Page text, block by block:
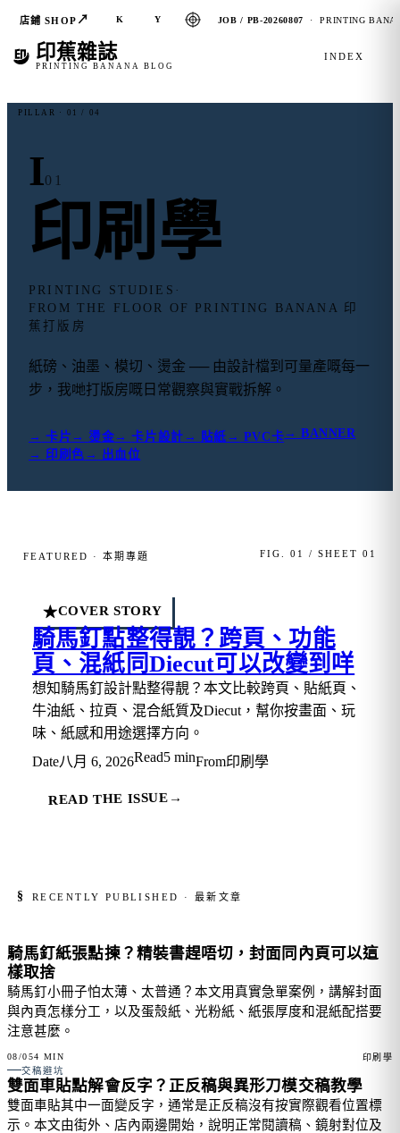
店鋪 SHOP ↗ K Y JOB / PB-20260807 · PRINTING
印蕉雜誌
PRINTING BANANA BLOG
INDEX
PILLAR · 01 / 04
I01
印刷 學
PRINTING STUDIES ·
FROM THE FLOOR OF PRINTING BANANA 印
蕉打版房
紙磅、油墨、模切、燙金 ── 由設計檔到可量產嘅每一
步，我哋打版房嘅日常觀察與實戰拆解。
→ 卡片 → 燙金 → 卡片設計 → 貼紙 → PVC卡→ BANNER
→ 印刷色 → 出血位
FEATURED · 本期專題 FIG. 01 / SHEET 01
★COVER STORY
騎馬釘點整得靚？跨頁、功能
頁、混紙同Diecut可以改變到咩
想知騎馬釘設計點整得靚？本文比較跨頁、貼紙頁、
牛油紙、拉頁、混合紙質及Diecut，幫你按畫面、玩
味、紙感和用途選擇方向。
Date八月 6, 2026Read5 minFrom印刷學
READ THE ISSUE →
§ RECENTLY PUBLISHED · 最新文章
FIG. 01
騎馬釘紙張點揀？精裝書趕唔切，封面同內頁可以這
樣取捨
騎馬釘小冊子怕太薄、太普通？本文用真實急單案例，講解封面
與內頁怎樣分工，以及蛋殼紙、光粉紙、紙張厚度和混紙配搭要
注意甚麼。
08/054 MIN 印刷學
FIG. 02
交稿避坑
雙面車貼點解會反字？正反稿與異形刀模交稿教學
雙面車貼其中一面變反字，通常是正反稿沒有按實際觀看位置標
示。本文由街外、店內兩邊開始，說明正常閱讀稿、鏡射對位及